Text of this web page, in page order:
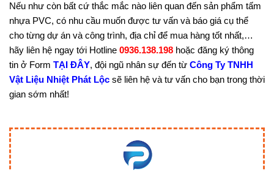
Nếu như còn bất cứ thắc mắc nào liên quan đến sản phẩm tấm
nhựa PVC, có nhu cầu muốn được tư vấn và báo giá cụ thể
cho từng dự án và công trình, địa chỉ để mua hàng tốt nhất,…
hãy liên hệ ngay tới Hotline 0936.138.198 hoặc đăng ký thông
tin ở Form TẠI ĐÂY, đội ngũ nhân sự đến từ Công Ty TNHH
Vật Liệu Nhiệt Phát Lộc sẽ liên hệ và tư vấn cho bạn trong thời
gian sớm nhất!